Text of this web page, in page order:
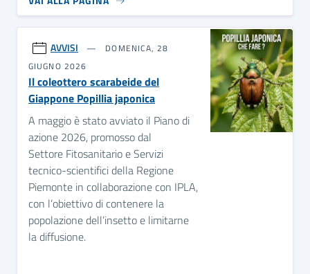
AVVISI
DOMENICA, 28
GIUGNO 2026
Il coleottero scarabeide del
Giappone Popillia japonica
A maggio è stato avviato il Piano di
azione 2026, promosso dal
Settore Fitosanitario e Servizi
tecnico-scientifici della Regione
Piemonte in collaborazione con IPLA,
con l’obiettivo di contenere la
popolazione dell’insetto e limitarne
la diffusione.